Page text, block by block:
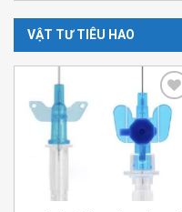
VẬT TƯ TIÊU HAO
Add to
Wishlist